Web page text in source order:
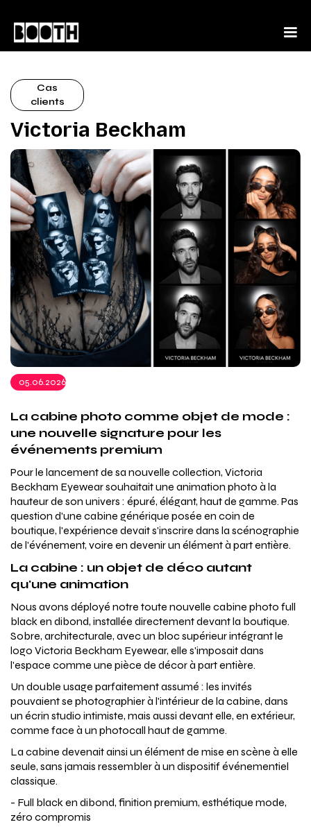
Cas
clients
Victoria Beckham
05.06.2026
La cabine photo comme objet de mode :
une nouvelle signature pour les
événements premium
Pour le lancement de sa nouvelle collection, Victoria
Beckham Eyewear souhaitait une animation photo à la
hauteur de son univers : épuré, élégant, haut de gamme. Pas
question d'une cabine générique posée en coin de
boutique, l'expérience devait s'inscrire dans la scénographie
de l'événement, voire en devenir un élément à part entière.
La cabine : un objet de déco autant
qu'une animation
Nous avons déployé notre toute nouvelle cabine photo full
black en dibond, installée directement devant la boutique.
Sobre, architecturale, avec un bloc supérieur intégrant le
logo Victoria Beckham Eyewear, elle s'imposait dans
l'espace comme une pièce de décor à part entière.
Un double usage parfaitement assumé : les invités
pouvaient se photographier à l'intérieur de la cabine, dans
un écrin studio intimiste, mais aussi devant elle, en extérieur,
comme face à un photocall haut de gamme.
La cabine devenait ainsi un élément de mise en scène à elle
seule, sans jamais ressembler à un dispositif événementiel
classique.
- Full black en dibond, finition premium, esthétique mode,
zéro compromis